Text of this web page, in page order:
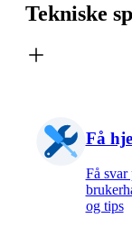
Tekniske
Få
Få svar
og tips